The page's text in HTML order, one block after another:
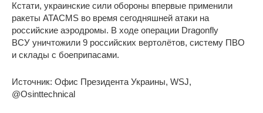
Кстати, украинские сили обороны впервые применили
ракеты ATACMS во время сегодняшней атаки на
российские аэродромы. В ходе операции Dragonfly
ВСУ уничтожили 9 российских вертолётов, систему ПВО
и склады с боеприпасами.
Источник: Офис Президента Украины, WSJ,
@Osinttechnical